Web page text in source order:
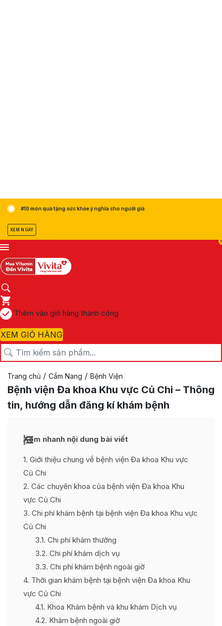
#10 món quà tặng sức khỏe ý nghĩa cho người già
XEM NGAY
0
Thêm vào giỏ hàng thành công
XEM GIỎ HÀNG
Trang chủ / Cẩm Nang / Bệnh Viện
Bệnh viện Đa khoa Khu vực Củ Chi – Thông
tin, hướng dẫn đăng kí khám bệnh
Xem nhanh nội dung bài viết
1 Giới thiệu chung về bệnh viện Đa khoa Khu vực
Củ Chi
2 Các chuyên khoa của bệnh viện Đa khoa Khu
vực Củ Chi
3 Chi phí khám bệnh tại bệnh viện Đa khoa Khu vực
Củ Chi
3.1 Chi phí khám thường
3.2 Chi phí khám dịch vụ
3.3 Chi phí khám bệnh ngoài giờ
4 Thời gian khám bệnh tại bệnh viện Đa khoa Khu
vực Củ Chi
4.1 Khoa Khám bệnh và khu khám Dịch vụ
4.2 Khám bệnh ngoài giờ